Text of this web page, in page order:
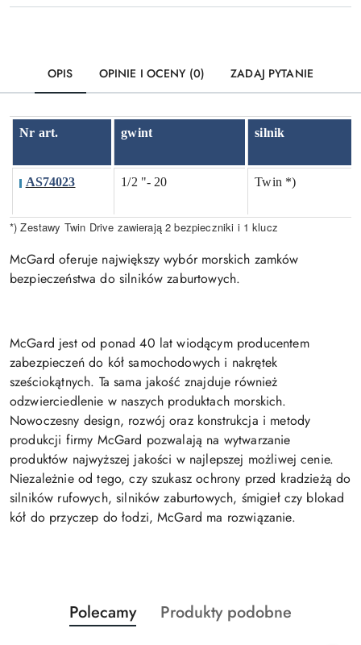
OPIS OPINIE I OCENY (0) ZADAJ PYTANIE
Nr art. gwint silnik
AS74023 1/2 "- 20 Twin *)
*) Zestawy Twin Drive zawierają 2 bezpieczniki i 1 klucz
McGard oferuje największy wybór morskich zamków
bezpieczeństwa do silników zaburtowych.
McGard jest od ponad 40 lat wiodącym producentem
zabezpieczeń do kół samochodowych i nakrętek
sześciokątnych. Ta sama jakość znajduje również
odzwierciedlenie w naszych produktach morskich.
Nowoczesny design, rozwój oraz konstrukcja i metody
produkcji firmy McGard pozwalają na wytwarzanie
produktów najwyższej jakości w najlepszej możliwej cenie.
Niezależnie od tego, czy szukasz ochrony przed kradzieżą do
silników rufowych, silników zaburtowych, śmigieł czy blokad
kół do przyczep do łodzi, McGard ma rozwiązanie.
Pomiń karuzelę produktów
Produkty
o
Polecamy
Produkty
Produkty podobne